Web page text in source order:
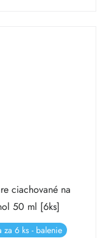
ciachované na
50 ml [6ks]
za 6 ks - balenie